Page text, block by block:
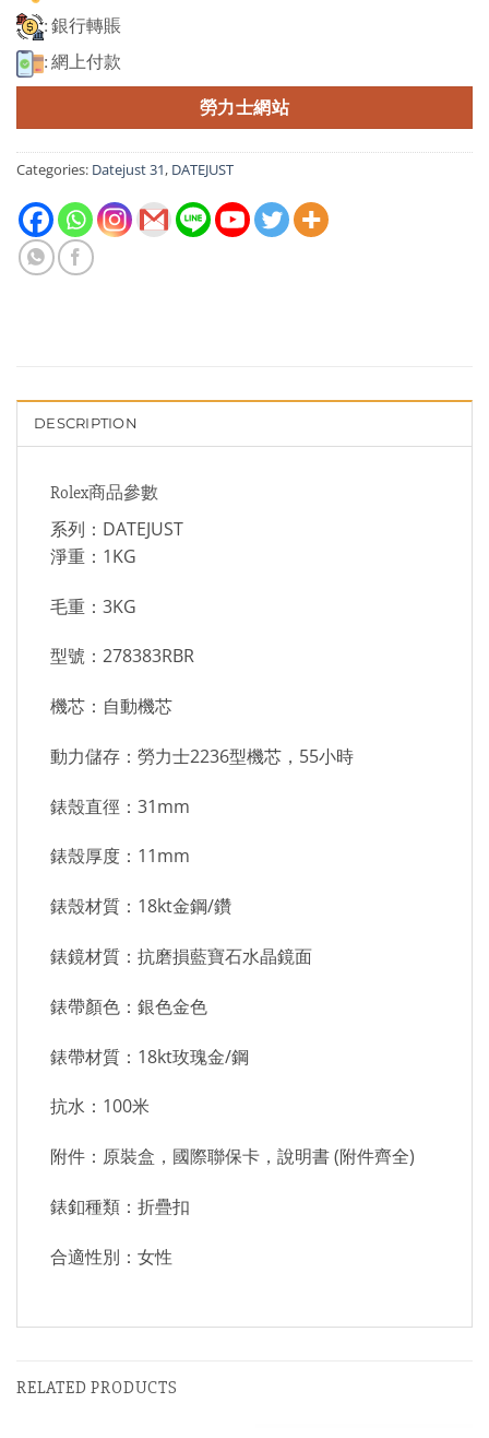
: 銀行轉賬
: 網上付款
勞力士網站
Categories: Datejust 31, DATEJUST
DESCRIPTION
Rolex商品參數
系列：DATEJUST
淨重：1KG
毛重：3KG
型號：278383RBR
機芯：自動機芯
動力儲存：勞力士2236型機芯，55小時
錶殼直徑：31mm
錶殼厚度：11mm
錶殼材質：18kt金鋼/鑽
錶鏡材質：抗磨損藍寶石水晶鏡面
錶帶顏色：銀色金色
錶帶材質：18kt玫瑰金/鋼
抗水：100米
附件：原裝盒，國際聯保卡，說明書 (附件齊全)
錶釦種類：折疊扣
合適性別：女性
RELATED PRODUCTS